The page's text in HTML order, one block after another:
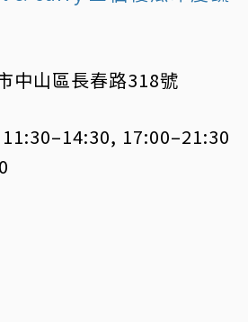
中山區長春路318號
17:00–21:30